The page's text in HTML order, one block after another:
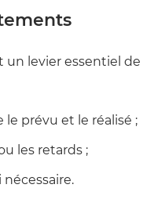
un levier essentiel de
le prévu et le réalisé ;
les retards ;